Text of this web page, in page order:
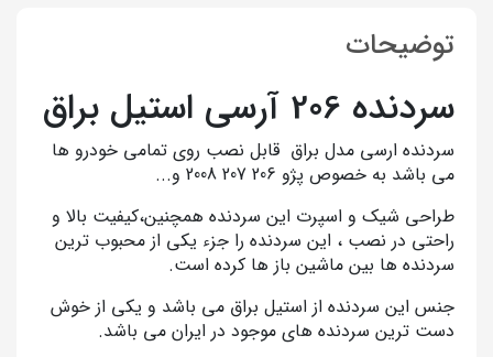
توضیحات
سردنده 206 آرسی استیل براق
سردنده ارسی مدل براق قابل نصب روی تمامی خودرو ها
می باشد به خصوص پژو 206 207 2008 و...
طراحی شیک و اسپرت این سردنده همچنین،کیفیت بالا و
راحتی در نصب ، این سردنده را جزء یکی از محبوب ترین
سردنده ها بین ماشین باز ها کرده است.
جنس این سردنده از استیل براق می باشد و یکی از خوش
دست ترین سردنده های موجود در ایران می باشد.